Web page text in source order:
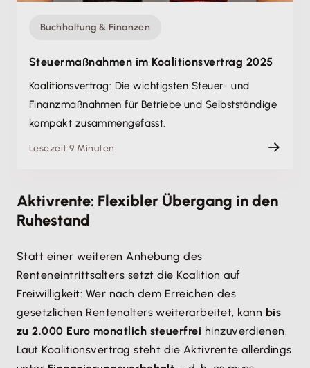
Buchhaltung & Finanzen
Steuermaßnahmen im Koalitionsvertrag 2025
Koalitionsvertrag: Die wichtigsten Steuer- und
Finanzmaßnahmen für Betriebe und Selbstständige
kompakt zusammengefasst.
Lesezeit 9 Minuten
Aktivrente: Flexibler Übergang in den
Ruhestand
Statt einer weiteren Anhebung des
Renteneintrittsalters setzt die Koalition auf
Freiwilligkeit: Wer nach dem Erreichen des
gesetzlichen Rentenalters weiterarbeitet, kann bis
zu 2.000 Euro monatlich steuerfrei hinzuverdienen.
Laut Koalitionsvertrag steht die Aktivrente allerdings